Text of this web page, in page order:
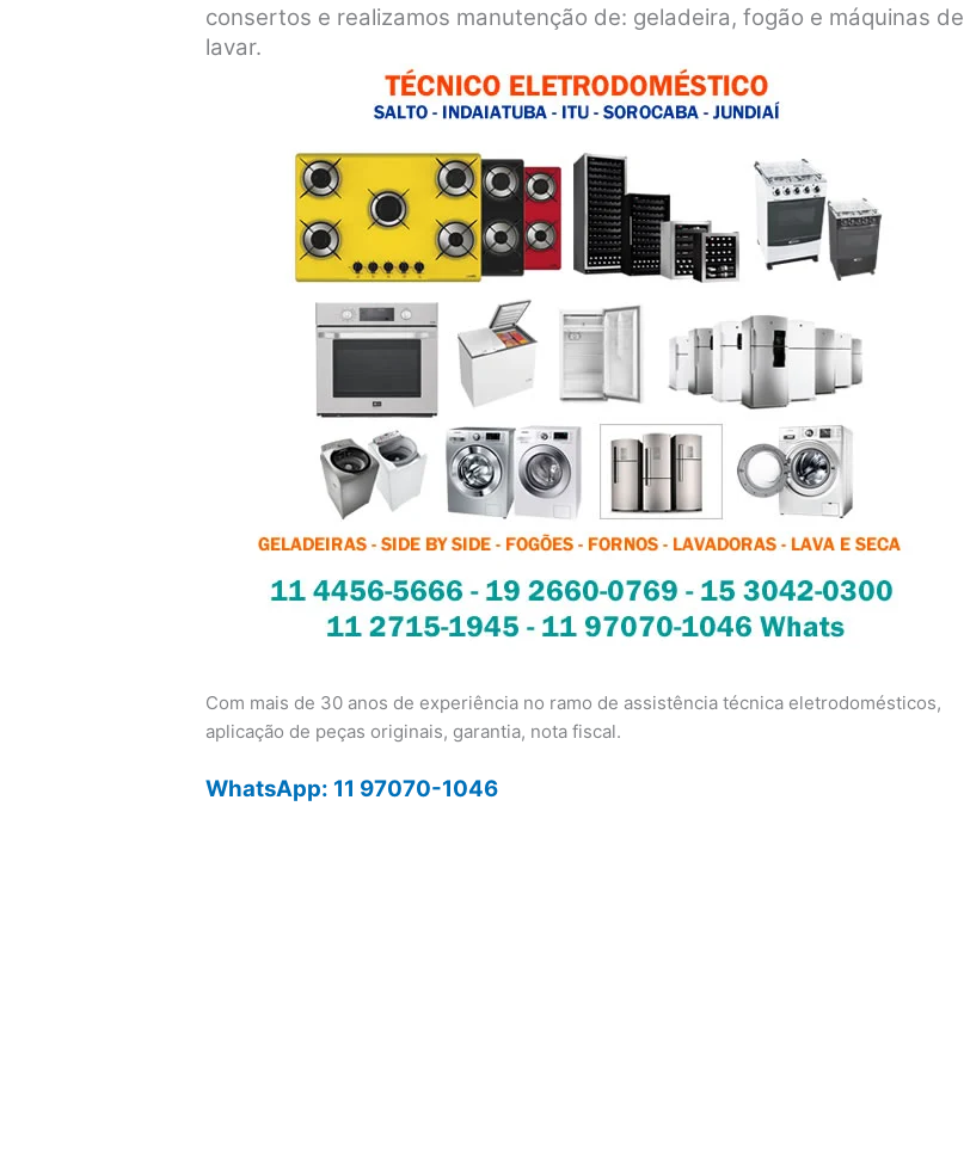
consertos e realizamos manutenção de: geladeira, fogão e máquinas de
lavar.
Com mais de 30 anos de experiência no ramo de assistência técnica eletrodomésticos,
aplicação de peças originais, garantia, nota fiscal.
WhatsApp: 11 97070-1046